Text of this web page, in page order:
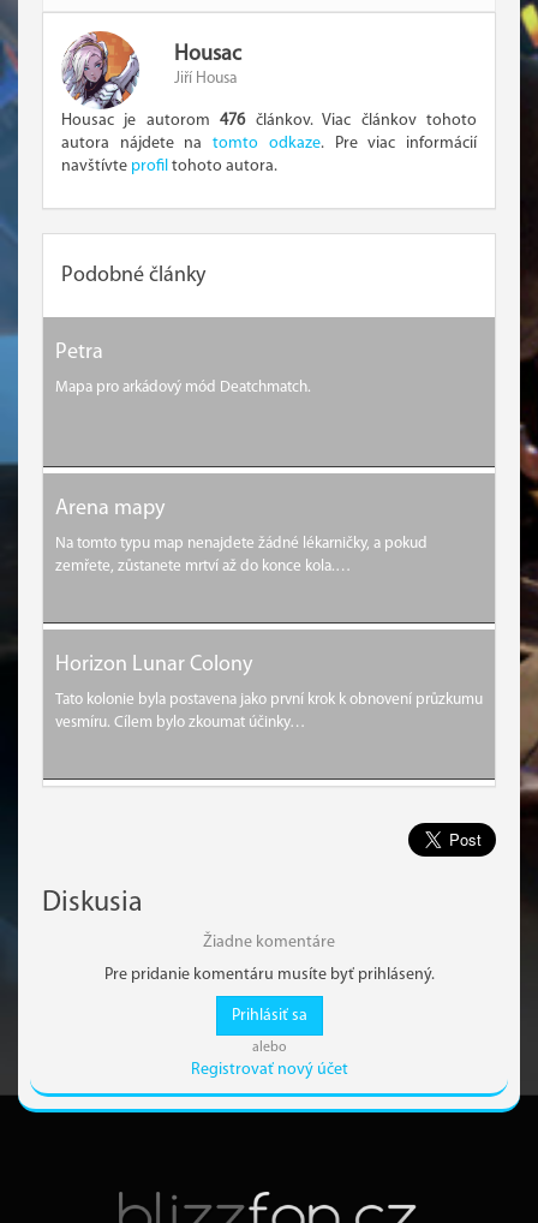
Housac
Jiří Housa
Housac je autorom476článkov. Viac článkov tohoto
autora nájdete natomto odkaze. Pre viac informácií
navštívte profil tohoto autora.
Podobné články
Petra
Mapa pro arkádový mód Deatchmatch.
Arena mapy
Na tomto typu map nenajdete žádné lékarničky, a pokud
zemřete, zůstanete mrtví až do konce kola.…
Horizon Lunar Colony
Tato kolonie byla postavena jako první krok k obnovení průzkumu
vesmíru. Cílem bylo zkoumat účinky…
Diskusia
Žiadne komentáre
Pre pridanie komentáru musíte byť prihlásený.
Prihlásiť sa
alebo
Registrovať nový účet